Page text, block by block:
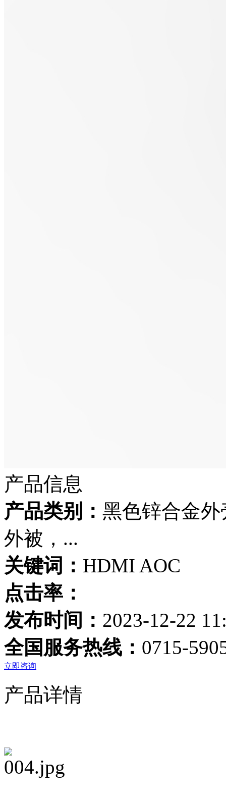
产品信息
产品类别： 黑色锌合金
外被，...
关键词： HDMI AOC
点击率：
发布时间： 2023-12-22
全国服务热线： 0715-
立即咨询
产品详情